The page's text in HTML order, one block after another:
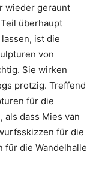
wieder geraunt
überhaupt
ist die
von
Sie wirken
protzig. Treffend
für die
dass Mies van
für die
für die Wandelhalle